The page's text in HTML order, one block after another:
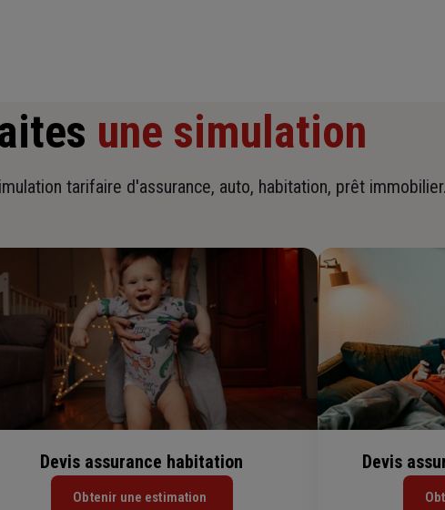
une simulation
tarifaire d'assurance, auto, habitation, prêt immobilier.
Devis assurance habitation
Obtenir une estimation
Devis